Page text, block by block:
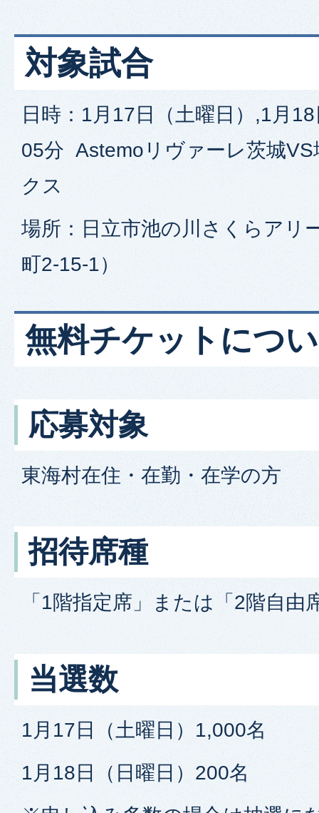
対象試合
日時：1月17日（土曜日）,1月
05分 Astemoリヴァーレ茨城
クス
場所：日立市池の川さくらアリ
町2-15-1）
無料チケットにつ
応募対象
東海村在住・在勤・在学の方
招待席種
「1階指定席」または「2階自由
当選数
1月17日（土曜日）1,000名
1月18日（日曜日）200名